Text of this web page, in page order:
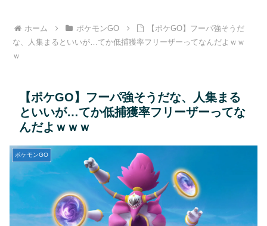
ホーム ポケモンGO
【ポケGO】フーパ強そうだ
な、人集まるといいが…てか低捕獲率フリーザーってなんだよｗｗ
ｗ
【ポケGO】フーパ強そうだな、人集まる
といいが…てか低捕獲率フリーザーってな
んだよｗｗｗ
ポケモンGO